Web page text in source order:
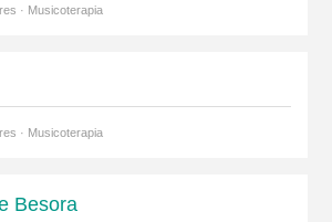
· Musicoterapia
· Musicoterapia
Besora